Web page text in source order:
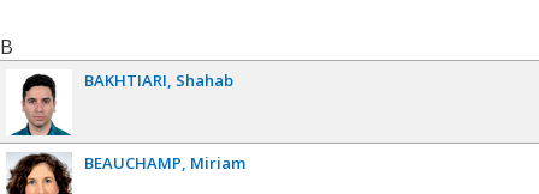
B
BAKHTIARI Shahab
BEAUCHAMP Miriam